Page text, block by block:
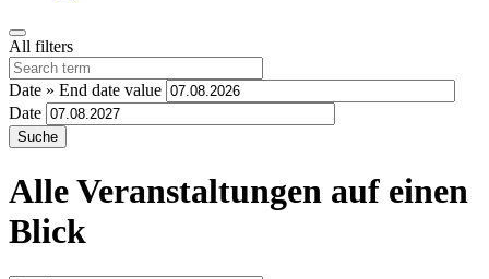
All filters
Date » End date value
Date
Alle Veranstaltungen auf einen
Blick